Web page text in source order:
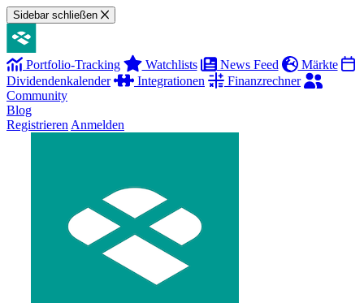
Sidebar schließen
Portfolio-Tracking Watchlists News Feed
Märkte
Dividendenkalender
Integrationen
Finanzrechner
Community
Blog
Registrieren Anmelden